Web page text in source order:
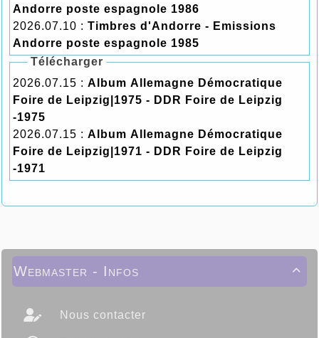
Andorre poste espagnole 1986
2026.07.10 : Timbres d'Andorre - Emissions
Andorre poste espagnole 1985
Télécharger
2026.07.15 : Album Allemagne Démocratique
Foire de Leipzig|1975 - DDR Foire de Leipzig
-1975
2026.07.15 : Album Allemagne Démocratique
Foire de Leipzig|1971 - DDR Foire de Leipzig
-1971

Webmaster - Infos
Nous contacter